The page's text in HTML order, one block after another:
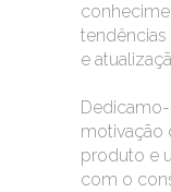
e
motivação
produto e
com o